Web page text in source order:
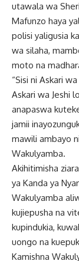
utawala wa
Mafunzo haya
polisi yaligusia
wa silaha,
moto na
“Sisi ni Askari
Askari wa Jeshi
anapaswa
jamii
mawili ambayo
Wakulyamba.
Akihitimisha
ya Kanda ya
Wakulyamba
kujiepusha na
kupindukia,
uongo na
Kamishna